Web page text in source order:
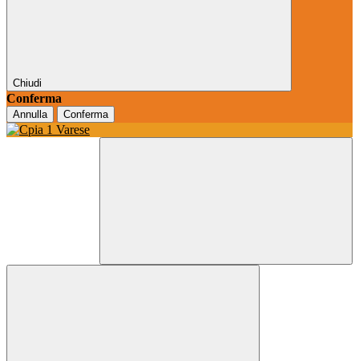
Chiudi
Conferma
Annulla Conferma